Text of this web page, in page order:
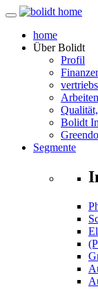
home
ÜberBolidt
Profil
Bolidt
Segmente